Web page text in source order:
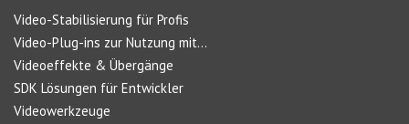
Video-Stabilisierung für Profis
Video-Plug-ins zur Nutzung mit...
Videoeffekte & Übergänge
SDK Lösungen für Entwickler
Videowerkzeuge